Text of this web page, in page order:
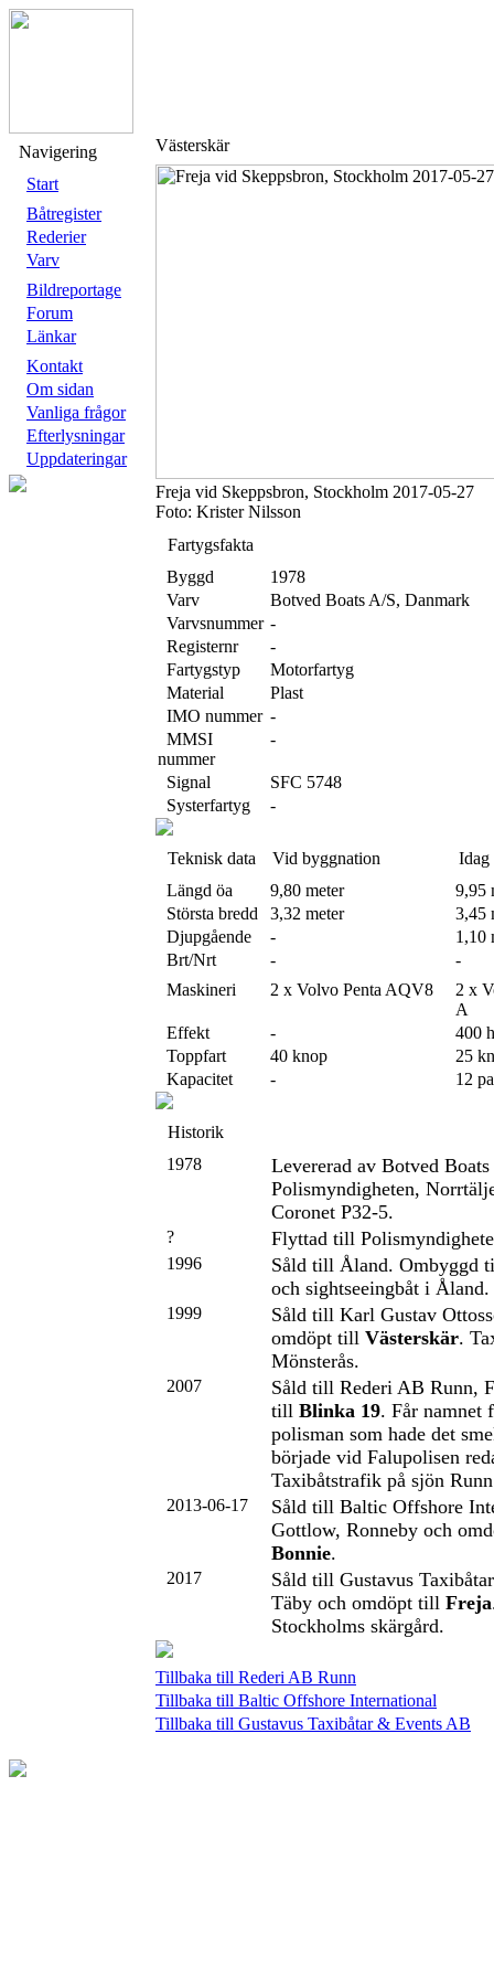
Navigering
Start
Båtregister
Rederier
Varv
Bildreportage
Forum
Länkar
Kontakt
Om sidan
Vanliga frågor
Efterlysningar
Uppdateringar
Västerskär
Freja vid Skeppsbron, Stockholm 2017-05-27
Foto: Krister Nilsson
Fartygsfakta
Byggd
1978
Varv
Botved Boats A/S, Danmark
Varvsnummer -
Registernr
-
Fartygstyp
Motorfartyg
Material
Plast
IMO nummer -
MMSI
nummer
-
Signal
SFC 5748
Systerfartyg
-
Teknisk data Vid byggnation
Idag
Längd öa
9,80 meter
9,95
Största bredd
3,32 meter
3,45
Djupgående
-
1,10
Brt/Nrt
-
-
Maskineri
2 x Volvo Penta AQV8
2 x
A
Effekt
-
400
Toppfart
40 knop
25
Kapacitet
- 12
Historik
1978
Levererad av Botved
Polismyndigheten,
Coronet P32-5.
? Flyttad till
1996
Såld till Åland. Ombyggd
och sightseeingbåt i Åland.
1999
Såld till Karl Gustav
omdöpt till Västerskär.
Mönsterås.
2007
Såld till Rederi AB Runn,
till Blinka 19. Får namnet
polisman som hade det
började vid Falupolisen
Taxibåtstrafik på sjön
2013-06-17
Såld till Baltic Offshore
Gottlow, Ronneby och
Bonnie.
2017
Såld till Gustavus
Täby och omdöpt till Freja
Stockholms skärgård.
Tillbaka till Rederi AB Runn
Tillbaka till Baltic Offshore International
Tillbaka till Gustavus Taxibåtar & Events AB